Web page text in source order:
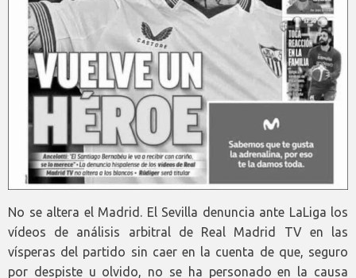
No se altera el Madrid. El Sevilla denuncia ante LaLiga los
vídeos de análisis arbitral de Real Madrid TV en las
vísperas del partido sin caer en la cuenta de que, seguro
por despiste u olvido, no se ha personado en la causa